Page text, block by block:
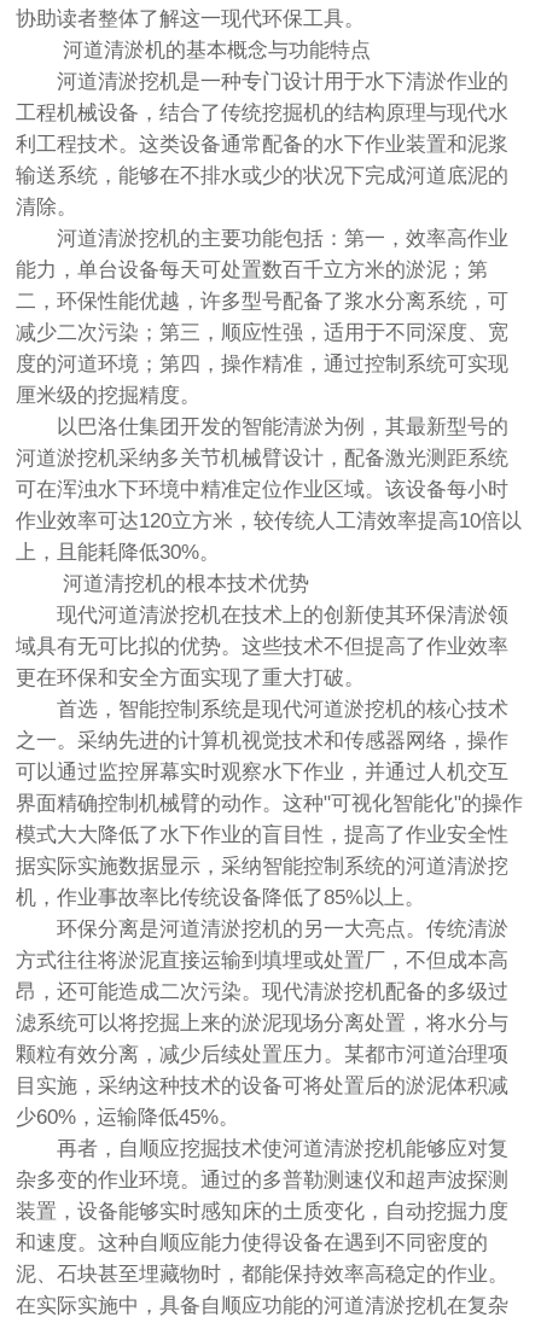
协助读者整体了解这一现代环保工具。
河道清淤机的基本概念与功能特点
河道清淤挖机是一种专门设计用于水下清淤作业的
工程机械设备，结合了传统挖掘机的结构原理与现代水
利工程技术。这类设备通常配备的水下作业装置和泥浆
输送系统，能够在不排水或少的状况下完成河道底泥的
清除。
河道清淤挖机的主要功能包括：第一，效率高作业
能力，单台设备每天可处置数百千立方米的淤泥；第
二，环保性能优越，许多型号配备了浆水分离系统，可
减少二次污染；第三，顺应性强，适用于不同深度、宽
度的河道环境；第四，操作精准，通过控制系统可实现
厘米级的挖掘精度。
以巴洛仕集团开发的智能清淤为例，其最新型号的
河道淤挖机采纳多关节机械臂设计，配备激光测距系统
可在浑浊水下环境中精准定位作业区域。该设备每小时
作业效率可达120立方米，较传统人工清效率提高10倍以
上，且能耗降低30%。
河道清挖机的根本技术优势
现代河道清淤挖机在技术上的创新使其环保清淤领
域具有无可比拟的优势。这些技术不但提高了作业效率
更在环保和安全方面实现了重大打破。
首选，智能控制系统是现代河道淤挖机的核心技术
之一。采纳先进的计算机视觉技术和传感器网络，操作
可以通过监控屏幕实时观察水下作业，并通过人机交互
界面精确控制机械臂的动作。这种"可视化智能化"的操作
模式大大降低了水下作业的盲目性，提高了作业安全性
据实际实施数据显示，采纳智能控制系统的河道清淤挖
机，作业事故率比传统设备降低了85%以上。
环保分离是河道清淤挖机的另一大亮点。传统清淤
方式往往将淤泥直接运输到填埋或处置厂，不但成本高
昂，还可能造成二次污染。现代清淤挖机配备的多级过
滤系统可以将挖掘上来的淤泥现场分离处置，将水分与
颗粒有效分离，减少后续处置压力。某都市河道治理项
目实施，采纳这种技术的设备可将处置后的淤泥体积减
少60%，运输降低45%。
再者，自顺应挖掘技术使河道清淤挖机能够应对复
杂多变的作业环境。通过的多普勒测速仪和超声波探测
装置，设备能够实时感知床的土质变化，自动挖掘力度
和速度。这种自顺应能力使得设备在遇到不同密度的
泥、石块甚至埋藏物时，都能保持效率高稳定的作业。
在实际实施中，具备自顺应功能的河道清淤挖机在复杂